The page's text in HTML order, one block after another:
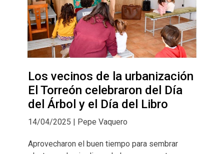
Los vecinos de la urbanización
El Torreón celebraron del Día
del Árbol y el Día del Libro
14/04/2025 | Pepe Vaquero
Aprovecharon el buen tiempo para sembrar